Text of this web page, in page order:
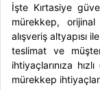
İşte Kırtasiye
mürekkep,
alışveriş altyapısı
teslimat ve
ihtiyaçlarınıza
mürekkep